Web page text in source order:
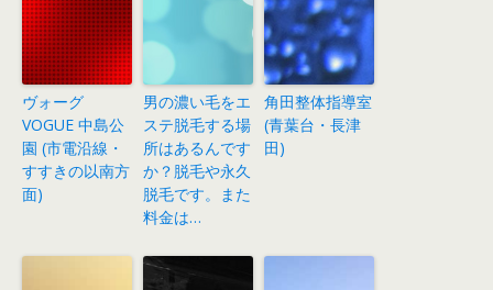
ヴォーグ
VOGUE 中島公
園 (市電沿線・
すすきの以南方
面)
男の濃い毛をエ
ステ脱毛する場
所はあるんです
か？脱毛や永久
脱毛です。また
料金は…
角田整体指導室
(青葉台・長津
田)